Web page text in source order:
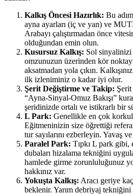
Kalkış Öncesi Hazırlık: Bu
ayna ayarları (iç ve yan) ve
Arabayı çalıştırmadan önce
olduğundan emin olun.
Kusursuz Kalkış: Sol
omzunuzun üzerinden kör
aksatmadan yola çıkın.
ilk izleniminiz o kadar iyi olur.
Şerit Değiştirme ve Takip:
“Ayna-Sinyal-Omuz Bakışı”
şeridinizde ortalı ve istikrarlı bir
L Park: Genellikle en çok
Eğitmeninizin size öğrettiği
tur sayılarını ezberleyin. Yavaş
Paralel Park: Tıpkı L park
dubaları hizalama tekniğini
hamlede girme zorunluluğunuz
hakkınız var.
Yokuşta Kalkış: Aracı geriye
beklenir. Yarım debriyaj tekniğini